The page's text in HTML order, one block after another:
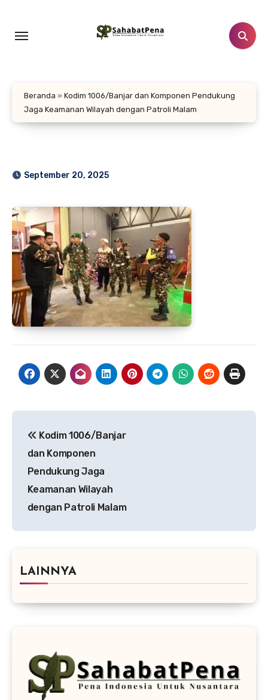
konten
Beranda » Kodim 1006/Banjar dan Komponen Pendukung
Jaga Keamanan Wilayah dengan Patroli Malam
September 20, 2025
pos
Kodim 1006/Banjar
dan Komponen
Pendukung Jaga
Keamanan Wilayah
dengan Patroli Malam
LAINNYA